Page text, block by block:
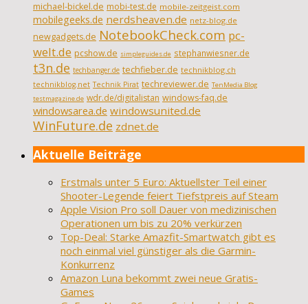
michael-bickel.de mobi-test.de mobile-zeitgeist.com
mobilegeeks.de nerdsheaven.de netz-blog.de
newgadgets.de NotebookCheck.com pc-
welt.de pcshow.de simpleguides.de stephanwiesner.de
t3n.de techbanger.de techfieber.de technikblog.ch
technikblog.net Technik Pirat techreviewer.de TenMedia Blog
testmagazine.de wdr.de/digitalistan windows-faq.de
windowsarea.de windowsunited.de
WinFuture.de zdnet.de
Aktuelle Beiträge
Erstmals unter 5 Euro: Aktuellster Teil einer
Shooter-Legende feiert Tiefstpreis auf Steam
Apple Vision Pro soll Dauer von medizinischen
Operationen um bis zu 20% verkürzen
Top-Deal: Starke Amazfit-Smartwatch gibt es
noch einmal viel günstiger als die Garmin-
Konkurrenz
Amazon Luna bekommt zwei neue Gratis-
Games